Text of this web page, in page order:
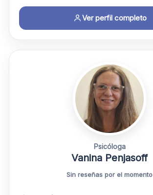
Ver perfil completo
Psicóloga
Vanina Penjasoff
Sin reseñas por el momento